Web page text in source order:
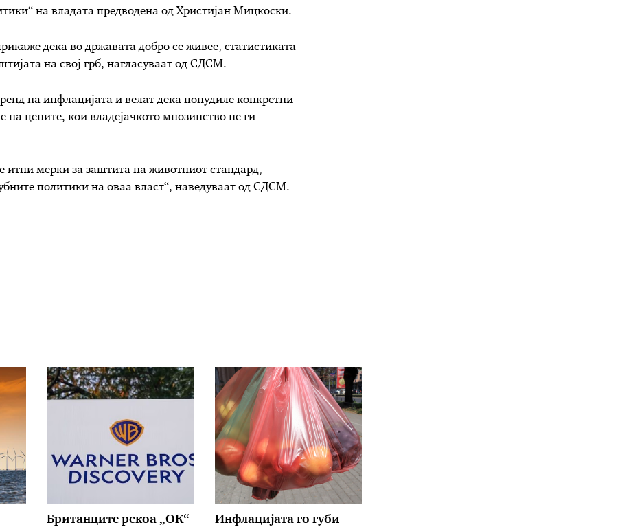
на владата предводена од Христијан Мицкоски.
дека во државата добро се живее, статистиката
на свој грб, нагласуваат од СДСМ.
на инфлацијата и велат дека понудиле конкретни
цените, кои владејачкото мнозинство не ги
итни мерки за заштита на животниот стандард,
политики на оваа власт“, наведуваат од СДСМ.
Британците рекоа „ОК“
Инфлацијата го губи